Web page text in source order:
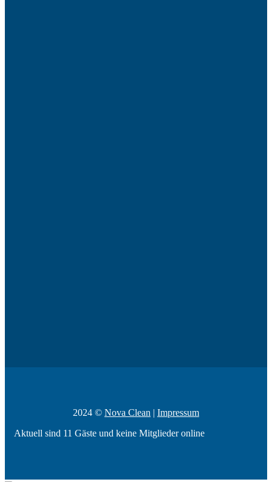
2024 © Nova Clean
Impressum
Aktuell sind 11 Gäste und keine Mitglieder online